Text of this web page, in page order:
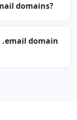
domains?
.email domain